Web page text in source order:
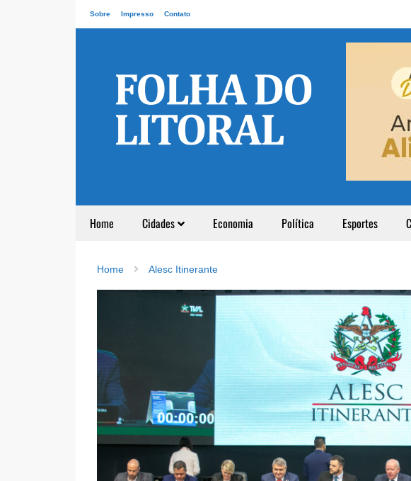
Sobre Impresso Contato
Home Cidades Economia Política Esportes
Home Alesc Itinerante